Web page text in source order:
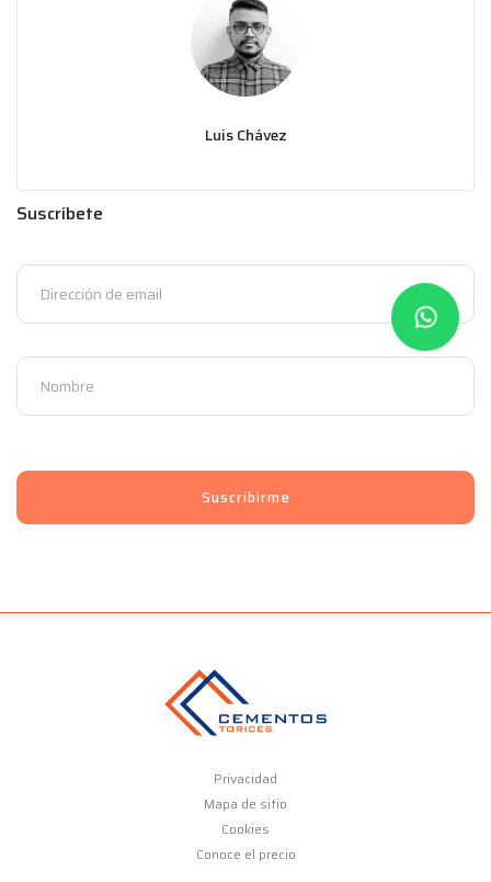
Luis Chávez
Suscríbete
Privacidad
Mapa de sitio
Cookies
Conoce el precio